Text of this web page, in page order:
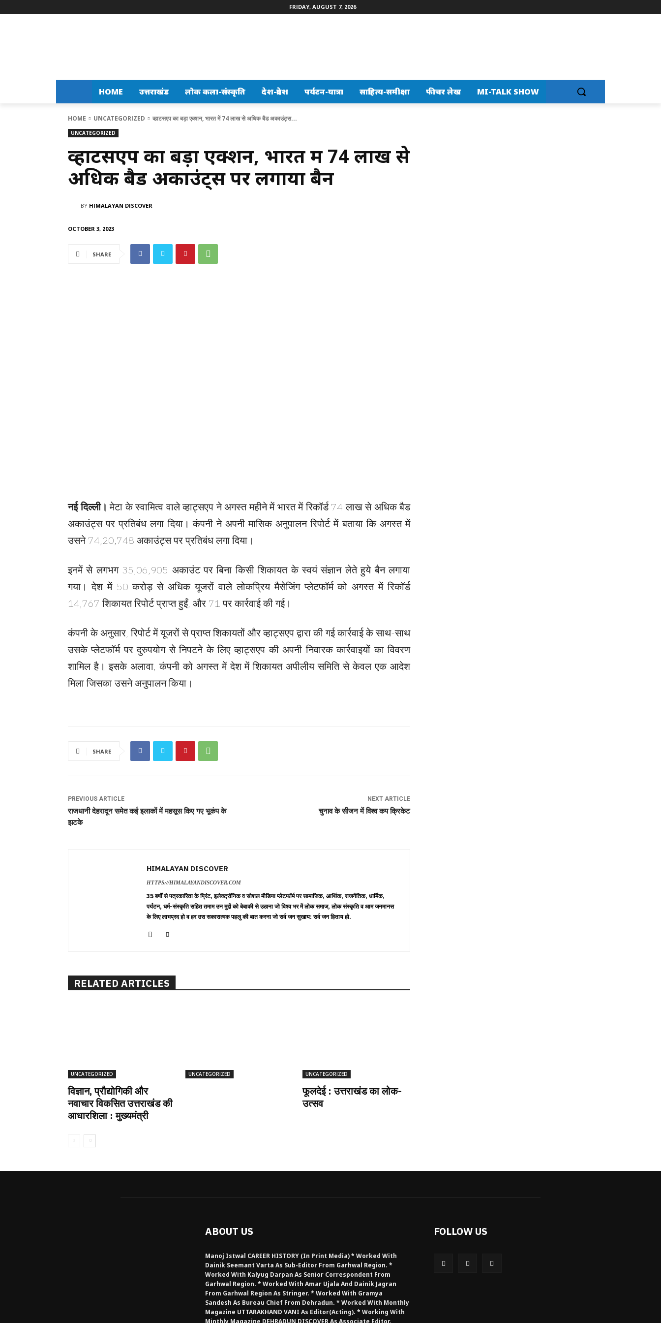
FRIDAY, AUGUST 7, 2026
HOME उत्तराखंड लोक कला-संस्कृति देश-प्रदेश पर्यटन-यात्रा साहित्य-समीक्षा फीचर लेख MI-TALK SHOW
HOME UNCATEGORIZED व्हाटसएप का बड़ा एक्शन, भारत में 74 लाख से अधिक बैड अकाउंट्स...
UNCATEGORIZED
व्हाटसएप का बड़ा एक्शन, भारत में 74 लाख से
अधिक बैड अकाउंट्स पर लगाया बैन
BY HIMALAYAN DISCOVER
OCTOBER 3, 2023
SHARE
नई दिल्ली। मेटा के स्वामित्व वाले व्हाट्सएप ने अगस्त महीने में भारत में रिकॉर्ड 74 लाख से अधिक बैड
अकाउंट्स पर प्रतिबंध लगा दिया। कंपनी ने अपनी मासिक अनुपालन रिपोर्ट में बताया कि अगस्त में
उसने 74,20,748 अकाउंट्स पर प्रतिबंध लगा दिया।
इनमें से लगभग 35,06,905 अकाउंट पर बिना किसी शिकायत के स्वयं संज्ञान लेते हुये बैन लगाया
गया। देश में 50 करोड़ से अधिक यूजरों वाले लोकप्रिय मैसेजिंग प्लेटफॉर्म को अगस्त में रिकॉर्ड
14,767 शिकायत रिपोर्ट प्राप्त हुईं, और 71 पर कार्रवाई की गई।
कंपनी के अनुसार, रिपोर्ट में यूजरों से प्राप्त शिकायतों और व्हाट्सएप द्वारा की गई कार्रवाई के साथ-साथ
उसके प्लेटफॉर्म पर दुरुपयोग से निपटने के लिए व्हाट्सएप की अपनी निवारक कार्रवाइयों का विवरण
शामिल है। इसके अलावा, कंपनी को अगस्त में देश में शिकायत अपीलीय समिति से केवल एक आदेश
मिला जिसका उसने अनुपालन किया।
SHARE
PREVIOUS ARTICLE
राजधानी देहरादून समेत कई इलाकों में महसूस किए गए भूकंप के
झटके
NEXT ARTICLE
चुनाव के सीजन में विश्व कप क्रिकेट
HIMALAYAN DISCOVER
HTTPS://HIMALAYANDISCOVER.COM
35 बर्षों से पत्रकारिता के प्रिंट, इलेक्ट्रॉनिक व सोशल मीडिया प्लेटफॉर्म पर सामाजिक, आर्थिक, राजनैतिक, धार्मिक,
पर्यटन, धर्म-संस्कृति सहित तमाम उन मुद्दों को बेबाकी से उठाना जो विश्व भर में लोक समाज, लोक संस्कृति व आम जनमानस
के लिए लाभप्रद हो व हर उस सकारात्मक पहलु की बात करना जो सर्व जन सुखाय: सर्व जन हिताय हो.
RELATED ARTICLES
UNCATEGORIZED
विज्ञान, प्रौद्योगिकी और
नवाचार विकसित उत्तराखंड की
आधारशिला : मुख्यमंत्री
UNCATEGORIZED UNCATEGORIZED
फूलदेई : उत्तराखंड का लोक-
उत्सव
ABOUT US
Manoj Istwal CAREER HISTORY (in Print Media) * Worked With
Dainik Seemant Varta As Sub-Editor From Garhwal Region. *
Worked With Kalyug Darpan As Senior Correspondent From
Garhwal Region. * Worked With Amar Ujala And Dainik Jagran
From Garhwal Region As Stringer. * Worked With Gramya
Sandesh As Bureau Chief From Dehradun. * Worked With Monthly
Magazine UTTARAKHAND VANI As Editor(Acting). * Working With
Minthly Magazine DEHRADUN DISCOVER As Associate Editor.
FOLLOW US